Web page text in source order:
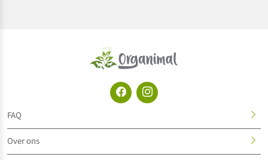
FAQ
Over ons